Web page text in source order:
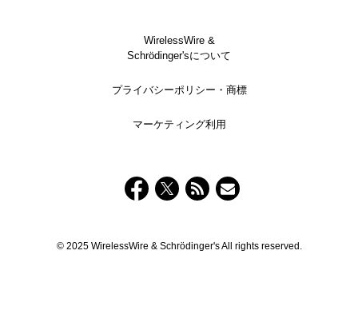
WirelessWire &
Schrödinger'sについて
プライバシーポリシー・商標
マーケティング利用
© 2025 WirelessWire & Schrödinger's All rights reserved.